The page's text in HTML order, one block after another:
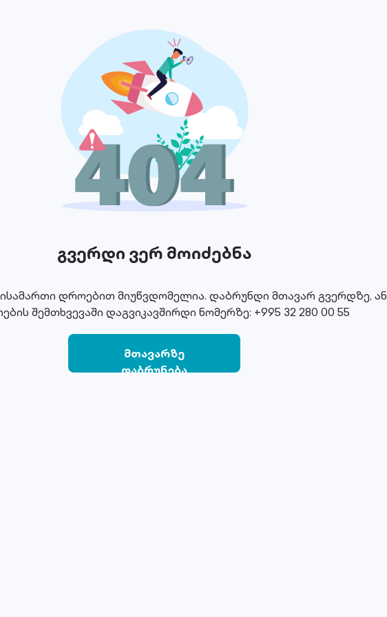
გვერდი ვერ მოიძებნა
დროებით მიუწვდომელია. დაბრუნდი მთავარ გვერდზე, ან
შემთხვევაში დაგვიკავშირდი ნომერზე: +995 32 280 00 55
მთავარზე
დაბრუნება